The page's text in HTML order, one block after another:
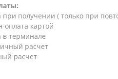
при получении ( только при
оплата картой
в терминале
расчет
расчет